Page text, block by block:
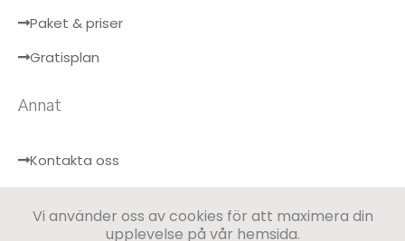
Paket & priser
Gratisplan
Annat
Kontakta oss
Vi använder oss av cookies för att maximera din
upplevelse på vår hemsida.